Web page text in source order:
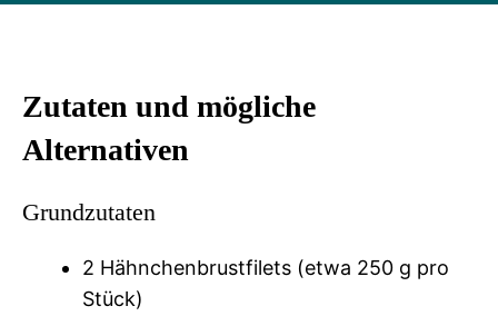
Zutaten und mögliche
Alternativen
Grundzutaten
2 Hähnchenbrustfilets (etwa 250 g pro
Stück)